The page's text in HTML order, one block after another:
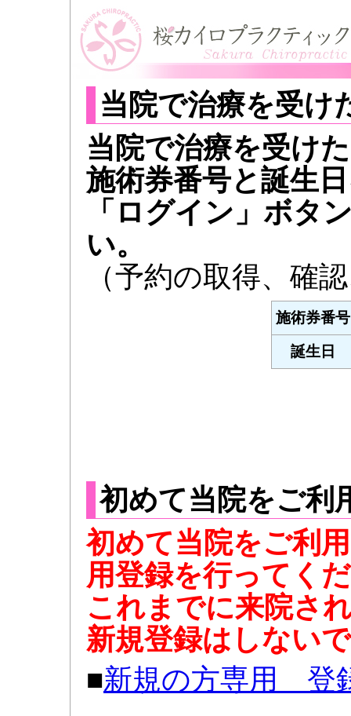
当院で治療を受け
当院で治療を受け
施術券番号と誕生
「ログイン」ボタ
い。
（予約の取得、確
施術券番号
誕生日
初めて当院をご利
初めて当院をご利
用登録を行ってく
これまでに来院さ
新規登録はしない
■新規の方専用 登